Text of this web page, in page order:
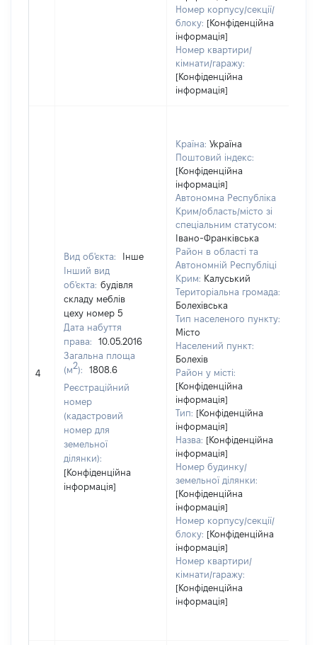
Номер корпусу/секції/
блоку: [Конфіденційна
інформація]
Номер квартири/
кімнати/гаражу:
[Конфіденційна
інформація]
4
Вид об'єкта:
Інше
Інший вид
об'єкта: будівля
складу меблів
цеху номер 5
Дата набуття
права:
10.05.2016
Загальна площа
(м2):
1808.6
Реєстраційний
номер
(кадастровий
номер для
земельної
ділянки):
[Конфіденційна
інформація]
Країна: Україна
Поштовий індекс:
[Конфіденційна
інформація]
Автономна Республіка
Крим/область/місто зі
спеціальним статусом:
Івано-Франківська
Район в області та
Автономній Республіці
Крим: Калуський
Територіальна громада:
Болехівська
Тип населеного пункту:
Місто
Населений пункт:
Болехів
Район у місті:
[Конфіденційна
інформація]
Тип: [Конфіденційна
інформація]
Назва: [Конфіденційна
інформація]
Номер будинку/
земельної ділянки:
[Конфіденційна
інформація]
Номер корпусу/секції/
блоку: [Конфіденційна
інформація]
Номер квартири/
кімнати/гаражу:
[Конфіденційна
інформація]